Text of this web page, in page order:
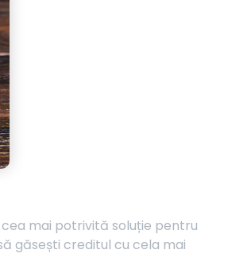
mai potrivită soluție pentru
găsești creditul cu cela mai